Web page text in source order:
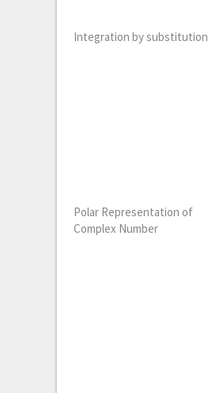
Integration by substitution
Polar Representation of
Complex Number